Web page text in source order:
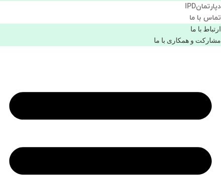
دپارتمانIPD
تماس با ما
ارتباط با ما
مشاركت و همكاری با ما